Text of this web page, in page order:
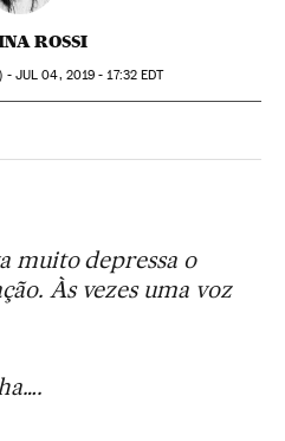
ROSSI
- JUL 04, 2019 - 17:32EDT
Sociales
muito depressa o
Às vezes uma voz